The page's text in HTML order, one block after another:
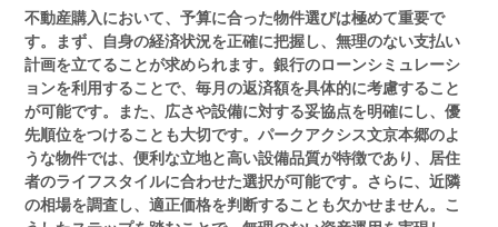
不動産購入において、予算に合った物件選びは極めて重要で
す。まず、自身の経済状況を正確に把握し、無理のない支払い
計画を立てることが求められます。銀行のローンシミュレーシ
ョンを利用することで、毎月の返済額を具体的に考慮すること
が可能です。また、広さや設備に対する妥協点を明確にし、優
先順位をつけることも大切です。パークアクシス文京本郷のよ
うな物件では、便利な立地と高い設備品質が特徴であり、居住
者のライフスタイルに合わせた選択が可能です。さらに、近隣
の相場を調査し、適正価格を判断することも欠かせません。こ